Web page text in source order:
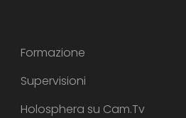
Formazione
Supervisioni
Holosphera su Cam.Tv